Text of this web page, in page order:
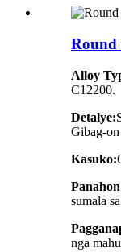
Round
Alloy
C12200.
Detalye:
Gibag-
Kasuko:
sumala
nga